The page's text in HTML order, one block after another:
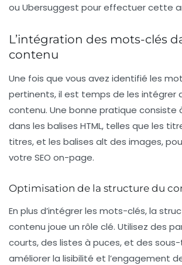
ou Ubersuggest pour effectuer cette
L’intégration des mots-clés
contenu
Une fois que vous avez identifié les
pertinents, il est temps de les intégrer
contenu. Une bonne pratique consiste
dans les balises HTML, telles que les
titres, et les balises alt des images,
votre SEO on-page.
Optimisation de la structure du
En plus d’intégrer les mots-clés, la
contenu joue un rôle clé. Utilisez des
courts, des listes à puces, et des
améliorer la lisibilité et l’engagement